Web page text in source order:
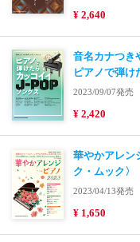
¥ 2,640
音名カナつき
ピアノで弾け
2023/09/07発売
¥ 2,420
華やかアレン
ク・ムック〉
2023/04/13発売
¥ 1,650